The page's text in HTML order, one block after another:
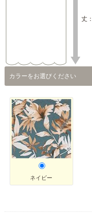
丈：
カラーをお選びください
ネイビー